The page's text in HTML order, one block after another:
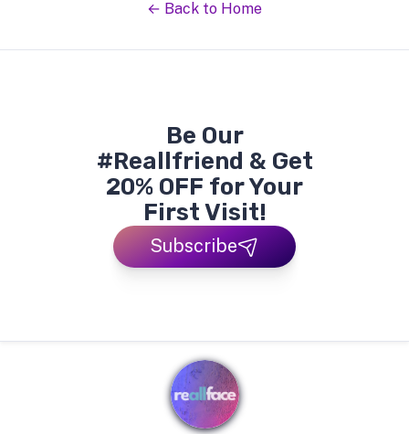
← Back to Home
Be Our
#Reallfriend & Get
20% OFF for Your
First Visit!
Subscribe